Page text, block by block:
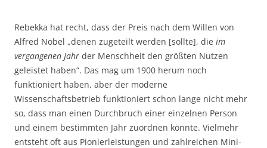
Rebekka hat recht, dass der Preis nach dem Willen von
Alfred Nobel „denen zugeteilt werden [sollte], die im
vergangenen Jahr der Menschheit den größten Nutzen
geleistet haben“. Das mag um 1900 herum noch
funktioniert haben, aber der moderne
Wissenschaftsbetrieb funktioniert schon lange nicht mehr
so, dass man einen Durchbruch einer einzelnen Person
und einem bestimmten Jahr zuordnen könnte. Vielmehr
entsteht oft aus Pionierleistungen und zahlreichen Mini-